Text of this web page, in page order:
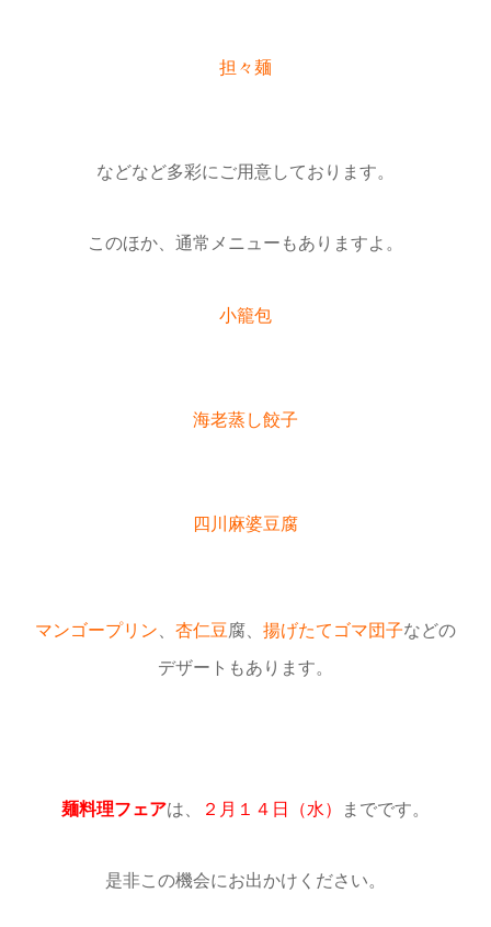
担々麺
などなど多彩にご用意しております。
このほか、通常メニューもありますよ。
小籠包
海老蒸し餃子
四川麻婆豆腐
マンゴープリン 杏仁豆腐、 揚げたてゴマ団子などの
デザートもあります。
麺料理フェアは、 ２月１４日（水） までです。
是非この機会にお出かけください。